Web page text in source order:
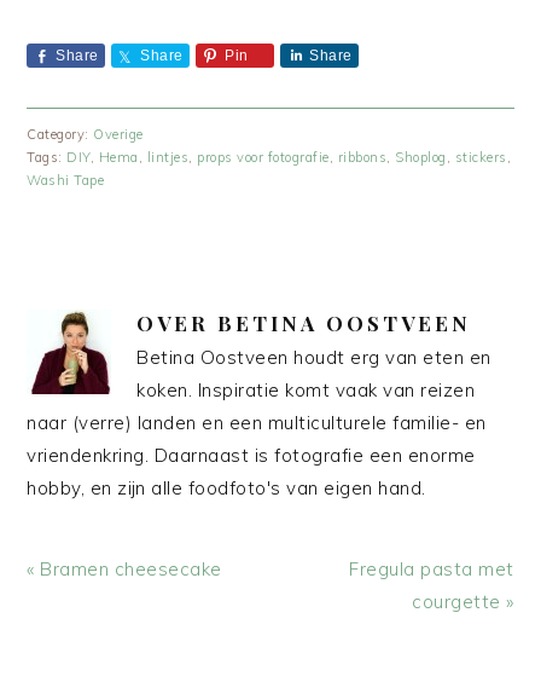
Share Share Pin Share
Category: Overige
Tags: DIY, Hema , lintjes, props voor fotografie, ribbons, Shoplog , stickers ,
Washi Tape
OVER BETINA OOSTVEEN
Betina Oostveen houdt erg van eten en
koken. Inspiratie komt vaak van reizen
naar (verre) landen en een multiculturele familie- en
vriendenkring. Daarnaast is fotografie een enorme
hobby, en zijn alle foodfoto's van eigen hand.
Vorig
« Bramen cheesecake
Volgend
bericht:
Fregula pasta met
courgette »